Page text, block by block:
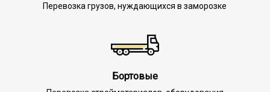
Перевозка грузов, нуждающихся в заморозке
Бортовые